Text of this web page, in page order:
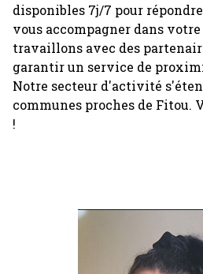
disponibles 7j/7 pour
vous accompagner dans
travaillons avec des
garantir un service de
Notre secteur d'activité
communes proches de Fitou.
!